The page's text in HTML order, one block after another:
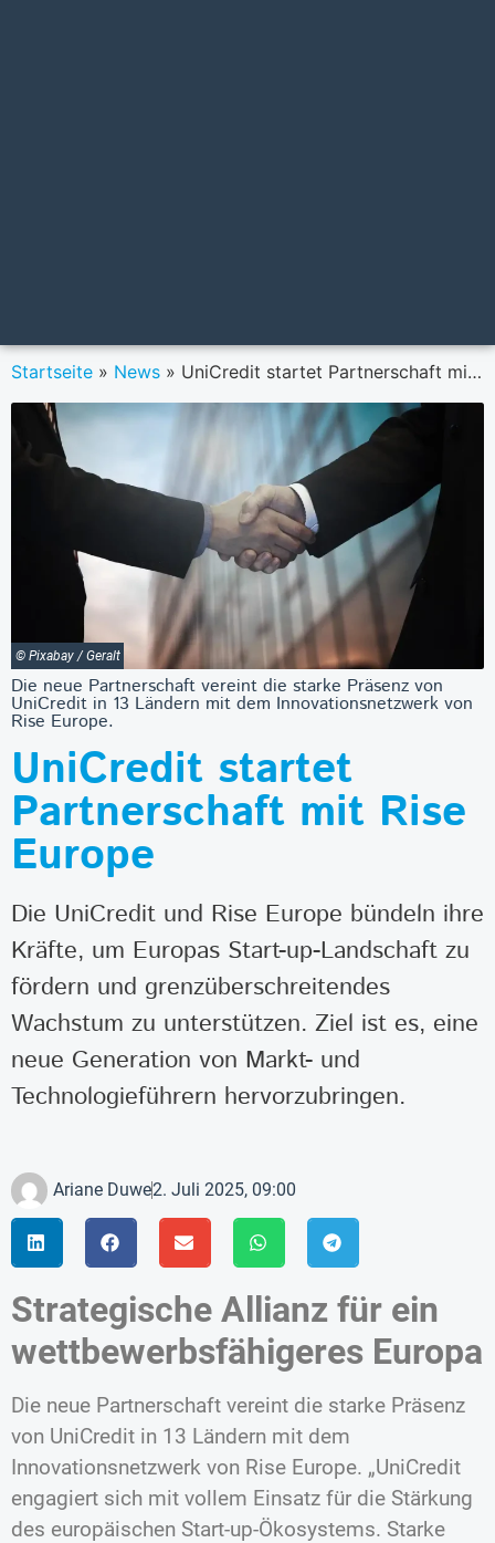
Startseite » News » UniCredit startet Partnerschaft mit Rise Europe
© Pixabay / Geralt
Die neue Partnerschaft vereint die starke Präsenz von
UniCredit in 13 Ländern mit dem Innovationsnetzwerk von
Rise Europe.
UniCredit startet
Partnerschaft mit Rise
Europe
Die UniCredit und Rise Europe bündeln ihre
Kräfte, um Europas Start-up-Landschaft zu
fördern und grenzüberschreitendes
Wachstum zu unterstützen. Ziel ist es, eine
neue Generation von Markt- und
Technologieführern hervorzubringen.
Ariane Duwe2. Juli 2025, 09:00
Strategische Allianz für ein
wettbewerbsfähigeres Europa
Die neue Partnerschaft vereint die starke Präsenz
von UniCredit in 13 Ländern mit dem
Innovationsnetzwerk von Rise Europe. „UniCredit
engagiert sich mit vollem Einsatz für die Stärkung
des europäischen Start-up-Ökosystems. Starke